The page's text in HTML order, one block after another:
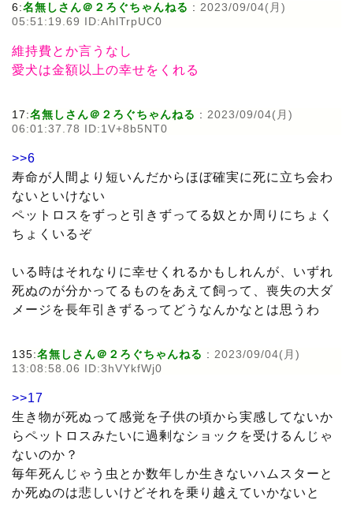
6:名無しさん＠２ろぐちゃんねる : 2023/09/04(月)
05:51:19.69 ID:AhlTrpUC0
維持費とか言うなし
愛犬は金額以上の幸せをくれる
17:名無しさん＠２ろぐちゃんねる : 2023/09/04(月)
06:01:37.78 ID:1V+8b5NT0
>>6
寿命が人間より短いんだからほぼ確実に死に立ち会わ
ないといけない
ペットロスをずっと引きずってる奴とか周りにちょく
ちょくいるぞ
いる時はそれなりに幸せくれるかもしれんが、いずれ
死ぬのが分かってるものをあえて飼って、喪失の大ダ
メージを長年引きずるってどうなんかなとは思うわ
135:名無しさん＠２ろぐちゃんねる : 2023/09/04(月)
13:08:58.06 ID:3hVYkfWj0
>>17
生き物が死ぬって感覚を子供の頃から実感してないか
らペットロスみたいに過剰なショックを受けるんじゃ
ないのか？
毎年死んじゃう虫とか数年しか生きないハムスターと
か死ぬのは悲しいけどそれを乗り越えていかないと